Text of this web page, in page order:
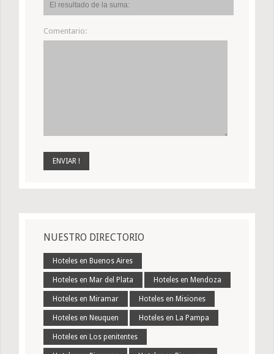
Comentario:
NUESTRO DIRECTORIO
Hoteles en Buenos Aires
Hoteles en Mar del Plata Hoteles en Mendoza
Hoteles en Miramar Hoteles en Misiones
Hoteles en Neuquen Hoteles en La Pampa
Hoteles en Los penitentes